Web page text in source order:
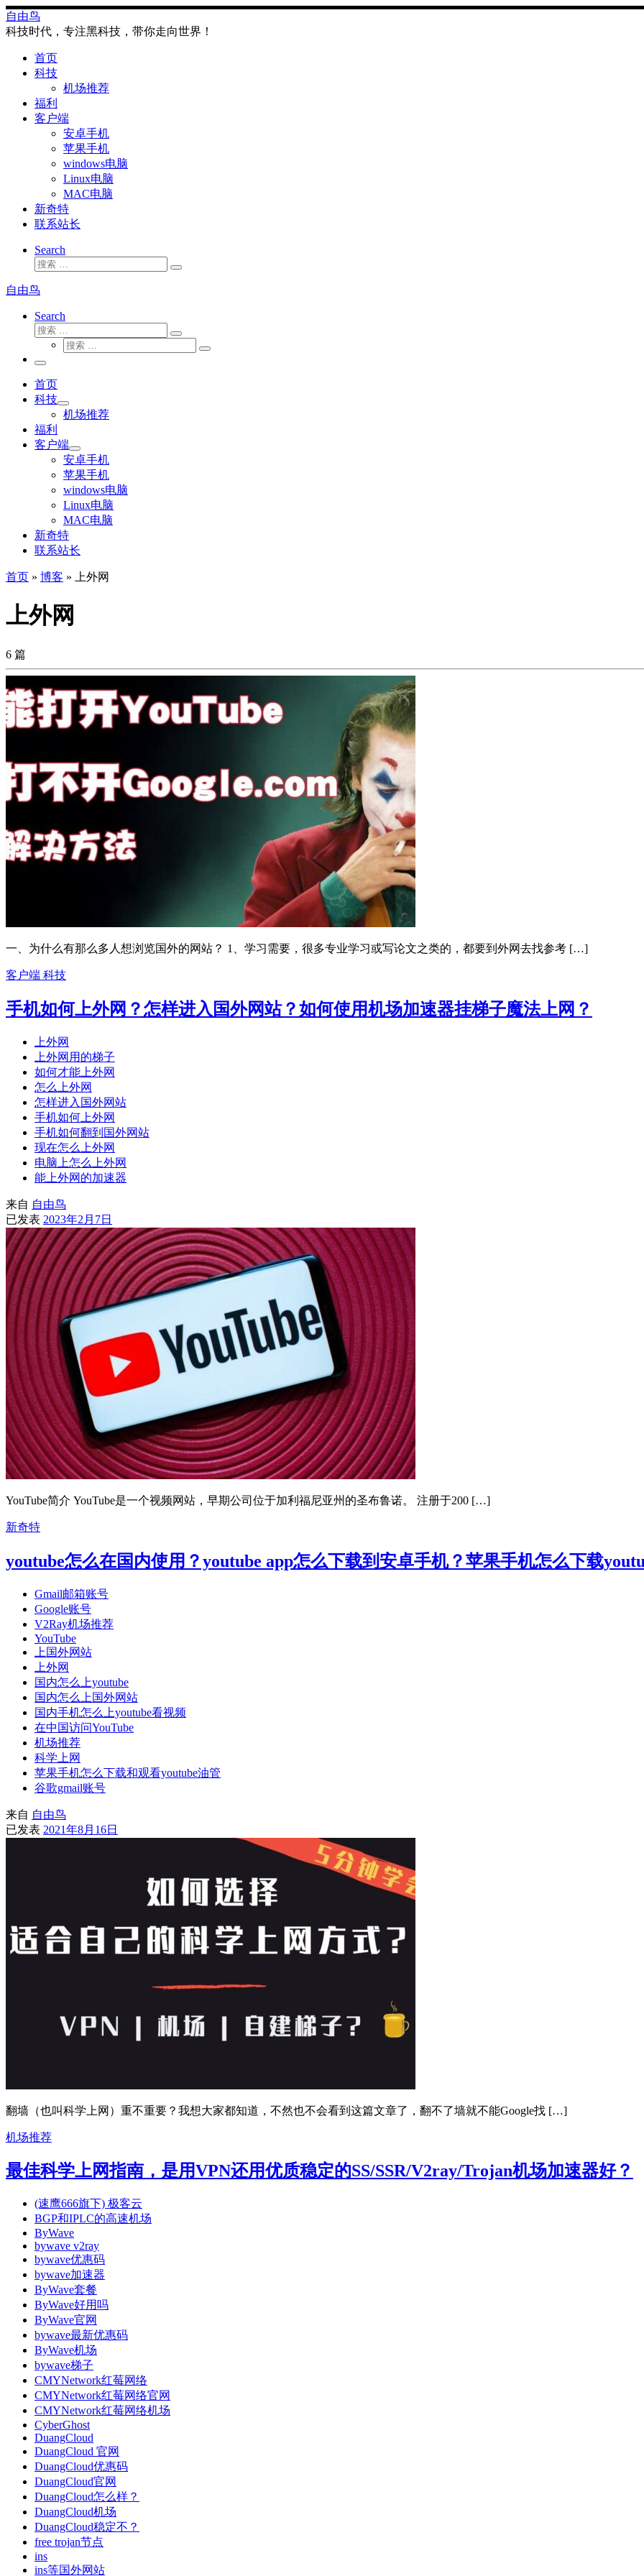
Skip
to
content
自由鸟
科技时代，专注黑科技，带你走向世界！
首页
科技
机场推荐
福利
客户端
安卓手机
苹果手机
windows电脑
Linux电脑
MAC电脑
新奇特
联系站长
Search
搜
搜
自由鸟
Search
搜
搜
索
搜
搜
主
菜
单
首页
科技
机场推荐
福利
客户端
安卓手机
苹果手机
windows电脑
Linux电脑
MAC电脑
新奇特
联系站长
首页 » 博客 » 上外网
上外网
6 篇
一、为什么有那么多人想浏览国外的网站？ 1、学习需要，很多专业学习或写论文之类的，都要到外网去找参考 […]
客户端 科技
手机如何上外网？怎样进入国外网站？如何使用机场加速器挂梯子魔法上网？
上外网
上外网用的梯子
如何才能上外网
怎么上外网
怎样进入国外网站
手机如何上外网
手机如何翻到国外网站
现在怎么上外网
电脑上怎么上外网
能上外网的加速器
来自 自由鸟
已发表 2023年2月7日
YouTube简介 YouTube是一个视频网站，早期公司位于加利福尼亚州的圣布鲁诺。 注册于200 […]
新奇特
youtube怎么在国内使用？youtube app怎么下载到安卓手机？苹果手机怎么下载
Gmail邮箱账号
Google账号
V2Ray机场推荐
YouTube
上国外网站
上外网
国内怎么上youtube
国内怎么上国外网站
国内手机怎么上youtube看视频
在中国访问YouTube
机场推荐
科学上网
苹果手机怎么下载和观看youtube油管
谷歌gmail账号
来自 自由鸟
已发表 2021年8月16日
翻墙（也叫科学上网）重不重要？我想大家都知道，不然也不会看到这篇文章了，翻不了墙就不能Google找 […]
机场推荐
最佳科学上网指南，是用VPN还用优质稳定的SS/SSR/V2ray/Trojan机场加速器好？
(速鹰666旗下) 极客云
BGP和IPLC的高速机场
ByWave
bywave v2ray
bywave优惠码
bywave加速器
ByWave套餐
ByWave好用吗
ByWave官网
bywave最新优惠码
ByWave机场
bywave梯子
CMYNetwork红莓网络
CMYNetwork红莓网络官网
CMYNetwork红莓网络机场
CyberGhost
DuangCloud
DuangCloud 官网
DuangCloud优惠码
DuangCloud官网
DuangCloud怎么样？
DuangCloud机场
DuangCloud稳定不？
free trojan节点
ins
ins等国外网站